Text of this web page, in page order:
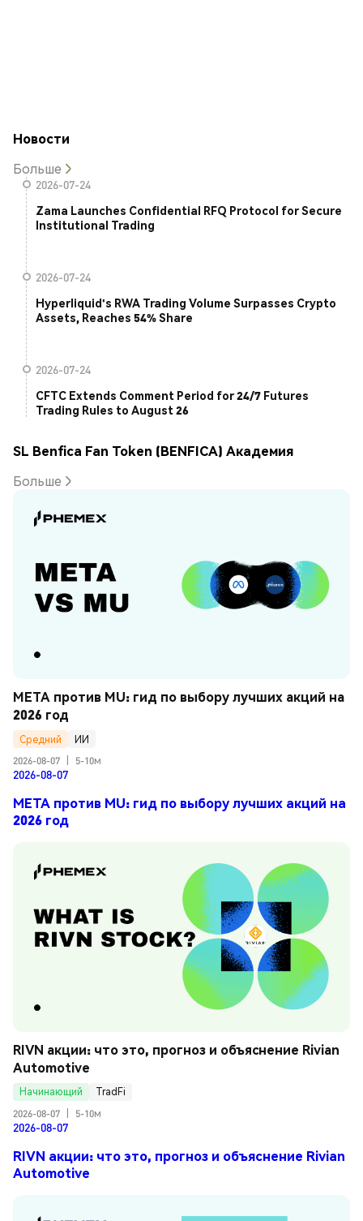
Новости
Больше
2026-07-24
Zama Launches Confidential RFQ Protocol for Secure
Institutional Trading
2026-07-24
Hyperliquid's RWA Trading Volume Surpasses Crypto
Assets, Reaches 54% Share
2026-07-24
CFTC Extends Comment Period for 24/7 Futures
Trading Rules to August 26
SL Benfica Fan Token (BENFICA) Академия
Больше
META против MU: гид по выбору лучших акций на
2026 год
Средний
ИИ
2026-08-07
5-10м
2026-08-07
META против MU: гид по выбору лучших акций на
2026 год
RIVN акции: что это, прогноз и объяснение Rivian
Automotive
Начинающий
TradFi
2026-08-07
5-10м
2026-08-07
RIVN акции: что это, прогноз и объяснение Rivian
Automotive